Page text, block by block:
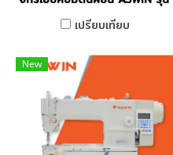
เปรียบเทียบ
New